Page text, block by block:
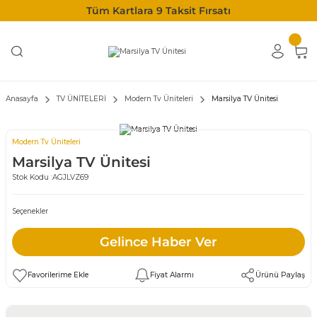
Tüm Kartlara 9 Taksit Fırsatı
Anasayfa TV ÜNİTELERİ Modern Tv Üniteleri Marsilya TV Ünitesi
Modern Tv Üniteleri
Marsilya TV Ünitesi
Stok Kodu :AGJLVZ69
Seçenekler
Gelince Haber Ver
Fiyat Alarmı Ürünü Paylaş